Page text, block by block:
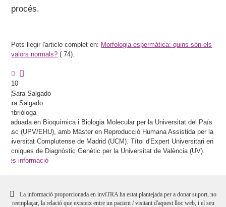
procés.
Pots llegir l'article complet en: Morfologia espermàtica: quins són els
valors normals? ( 74).
10
Sara Salgado
Embriòloga
Graduada en Bioquímica i Biologia Molecular per la Universitat del País
Basc (UPV/EHU), amb Màster en Reproducció Humana Assistida per la
Universitat Complutense de Madrid (UCM). Títol d'Expert Universitari en
Tècniques de Diagnòstic Genètic per la Universitat de València (UV).
Més informació
La informació proporcionada en inviTRA ha estat plantejada per a donar suport, no
reemplaçar, la relació que existeix entre un pacient / visitant d'aquest lloc web, i el seu